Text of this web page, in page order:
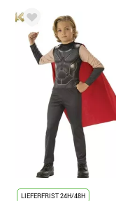
LIEFERFRIST 24H/48H